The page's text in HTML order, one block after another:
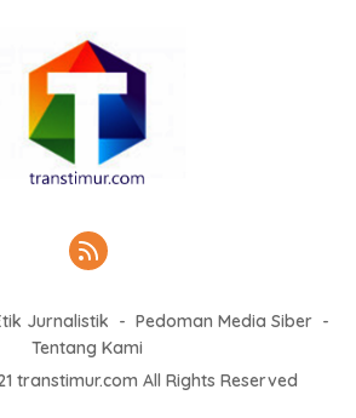
Jurnalistik
Pedoman Media Siber
Tentang Kami
transtimur.com All Rights Reserved